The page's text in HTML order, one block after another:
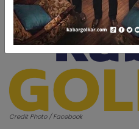
Kabar
Pilkada
Opini
Kabar
Kader
Kabar
Kabar
Kabar
Pilkada
Opini
Kader
Kabar
Kabar
Credit Photo / Facebook